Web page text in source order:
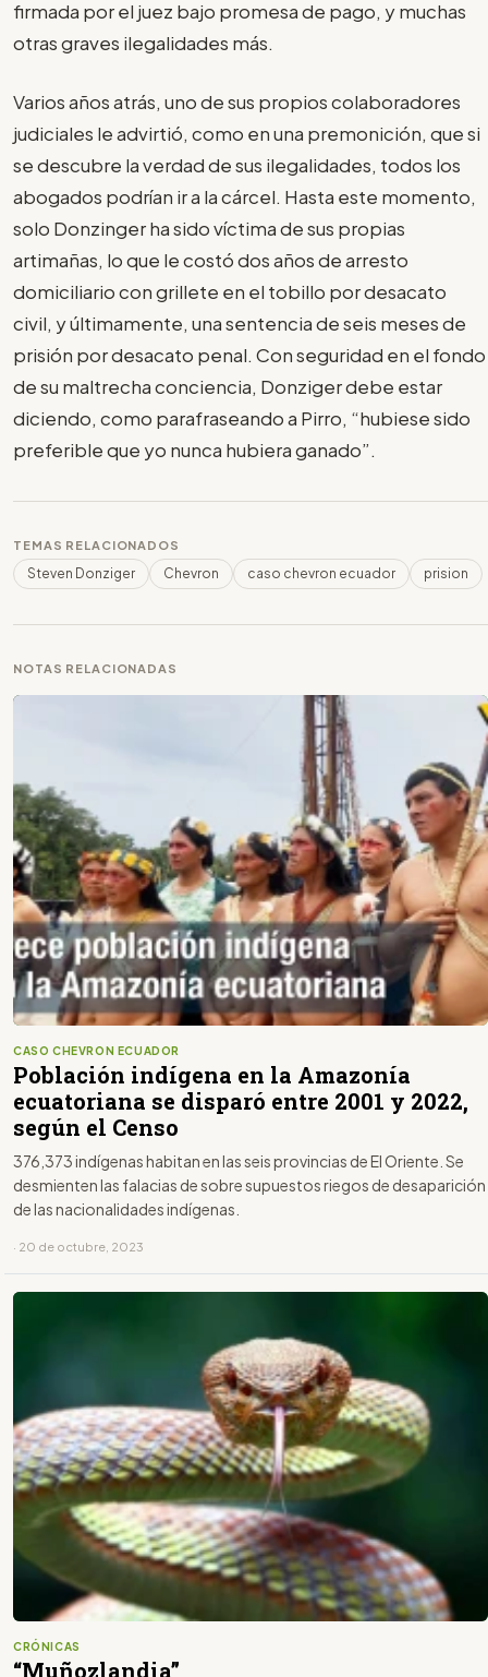
firmada por el juez bajo promesa de pago, y muchas
otras graves ilegalidades más.
Varios años atrás, uno de sus propios colaboradores
judiciales le advirtió, como en una premonición, que si
se descubre la verdad de sus ilegalidades, todos los
abogados podrían ir a la cárcel. Hasta este momento,
solo Donzinger ha sido víctima de sus propias
artimañas, lo que le costó dos años de arresto
domiciliario con grillete en el tobillo por desacato
civil, y últimamente, una sentencia de seis meses de
prisión por desacato penal. Con seguridad en el fondo
de su maltrecha conciencia, Donziger debe estar
diciendo, como parafraseando a Pirro, “hubiese sido
preferible que yo nunca hubiera ganado”.
TEMAS RELACIONADOS
Steven Donziger Chevron caso chevron ecuador prision
NOTAS RELACIONADAS
CASO CHEVRON ECUADOR
Población indígena en la Amazonía
ecuatoriana se disparó entre 2001 y 2022,
según el Censo
376,373 indígenas habitan en las seis provincias de El Oriente. Se
desmienten las falacias de sobre supuestos riegos de desaparición
de las nacionalidades indígenas.
· 20 de octubre, 2023
CRÓNICAS
“Muñozlandia”